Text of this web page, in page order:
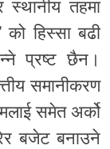
स्थानीय तहमा
को हिस्सा बढी
प्रष्ट छैन।
समानीकरण
समेत अर्को
बजेट बनाउने